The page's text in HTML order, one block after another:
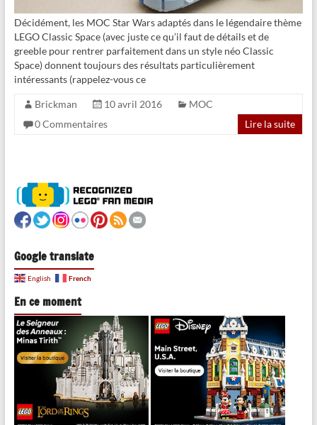
Décidément, les MOC Star Wars adaptés dans le légendaire thème
LEGO Classic Space (avec juste ce qu’il faut de détails et de
greeble pour rentrer parfaitement dans un style néo Classic
Space) donnent toujours des résultats particulièrement
intéressants (rappelez-vous ce
Brickman 10 avril 2016
MOC
0 Commentaires
Lire la suite
Google translate
English French
En ce moment